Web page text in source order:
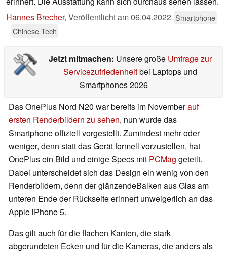
Hannes Brecher, Veröffentlicht am06.04.2022 Smartphone
Chinese Tech
Jetzt mitmachen: Unsere große Umfrage zur
Servicezufriedenheitbei Laptops und
Smartphones 2026
Das OnePlus Nord N20 war bereits im Novemberauf
ersten Renderbildern zu sehen, nun wurde das
Smartphone offiziell vorgestellt. Zumindest mehr oder
weniger, denn statt das Gerät formell vorzustellen, hat
OnePlus ein Bild und einige Specs mit PCMag geteilt.
Dabei unterscheidet sich das Design ein wenig von den
Renderbildern, denn der glänzendeBalken aus Glas am
unteren Ende der Rückseite erinnert unweigerlich an das
Apple iPhone 5.
Das gilt auch für die flachen Kanten, die stark
abgerundeten Ecken und für die Kameras, die anders als